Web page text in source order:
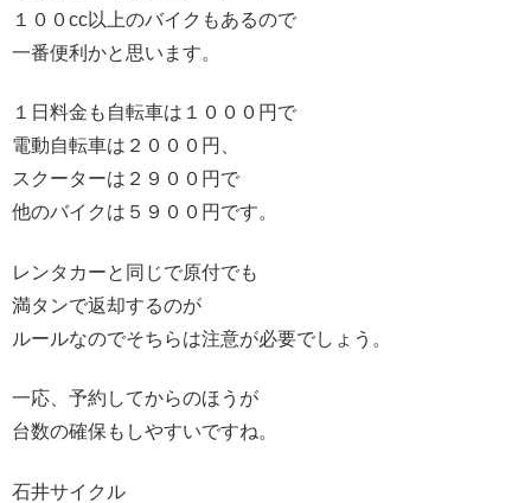
１００cc以上のバイクもあるので
一番便利かと思います。
１日料金も自転車は１０００円で
電動自転車は２０００円、
スクーターは２９００円で
他のバイクは５９００円です。
レンタカーと同じで原付でも
満タンで返却するのが
ルールなのでそちらは注意が必要でしょう。
一応、予約してからのほうが
台数の確保もしやすいですね。
石井サイクル